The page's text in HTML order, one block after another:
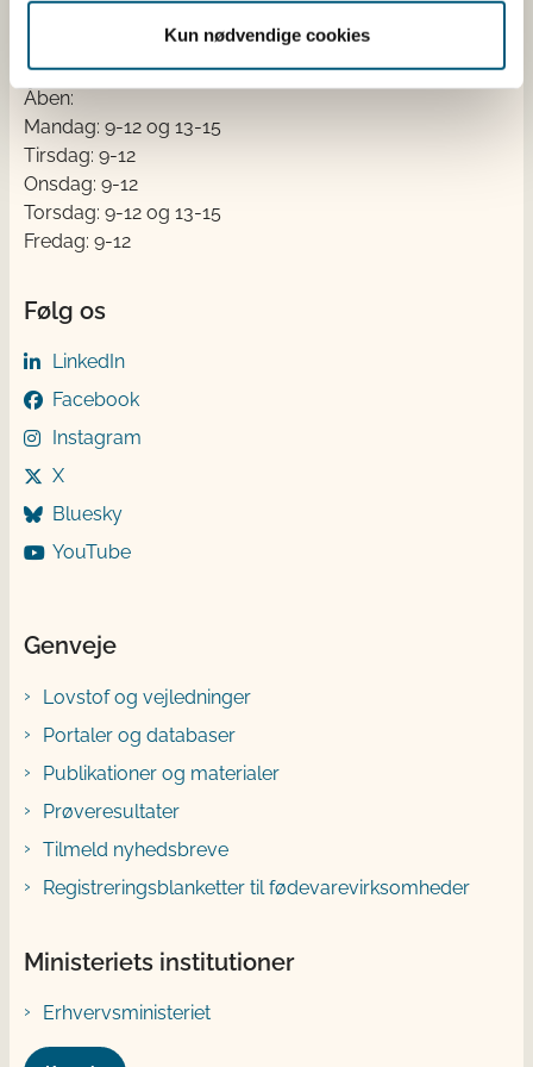
Kun nødvendige cookies
Åben:
Mandag: 9-12 og 13-15
Tirsdag: 9-12
Onsdag: 9-12
Torsdag: 9-12 og 13-15
Fredag: 9-12
Følg os
LinkedIn
Facebook
Instagram
X
Bluesky
YouTube
Genveje
Lovstof og vejledninger
Portaler og databaser
Publikationer og materialer
Prøveresultater
Tilmeld nyhedsbreve
Registreringsblanketter til fødevarevirksomheder
Ministeriets institutioner
Erhvervsministeriet